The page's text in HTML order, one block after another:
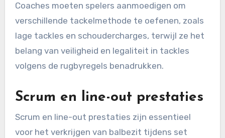
Coaches moeten spelers aanmoedigen om
verschillende tackelmethode te oefenen, zoals
lage tackles en schoudercharges, terwijl ze het
belang van veiligheid en legaliteit in tackles
volgens de rugbyregels benadrukken.
Scrum en line-out prestaties
Scrum en line-out prestaties zijn essentieel
voor het verkrijgen van balbezit tijdens set